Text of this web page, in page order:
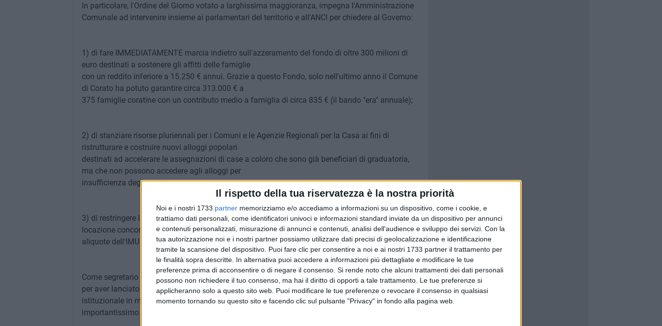
Il rispetto della tua riservatezza è la nostra priorità
Noi e i nostri 1733 partner memorizziamo e/o accediamo a informazioni su un dispositivo, come i cookie, e
trattiamo dati personali, come identificatori univoci e informazioni standard inviate da un dispositivo per annunci
e contenuti personalizzati, misurazione di annunci e contenuti, analisi dell'audience e sviluppo dei servizi. Con la
tua autorizzazione noi e i nostri partner possiamo utilizzare dati precisi di geolocalizzazione e identificazione
tramite la scansione del dispositivo. Puoi fare clic per consentire a noi e ai nostri 1733 partner il trattamento per
le finalità sopra descritte. In alternativa puoi accedere a informazioni più dettagliate e modificare le tue
preferenze prima di acconsentire o di negare il consenso. Si rende noto che alcuni trattamenti dei dati personali
possono non richiedere il tuo consenso, ma hai il diritto di opporti a tale trattamento. Le tue preferenze si
applicheranno solo a questo sito web. Puoi modificare le tue preferenze o revocare il consenso in qualsiasi
momento tornando su questo sito e facendo clic sul pulsante "Privacy" in fondo alla pagina web.
In particolare, l'Ordine del Giorno votato a larghissima maggioranza, impegna l'Amministrazione
Comunale ad intervenire insieme ai parlamentari del territorio e all'ANCI per chiedere al Governo:
1) di fare IMMEDIATAMENTE marcia indietro sull'azzeramento del fondo di oltre 300 milioni di
euro destinati a sostenere gli affitti delle famiglie
con un reddito inferiore a 15.250 € annui. Grazie a questo Fondo, solo nell'ultimo anno il Comune
di Corato ha potuto garantire circa 313.000 € a
375 famiglie coratine con un contributo medio a famiglia di circa 835 € (il bando "era" annuale);
2) di stanziare risorse pluriennali per i Comuni e le Agenzie Regionali per la Casa ai fini di
ristrutturare e costruire nuovi alloggi popolari
destinati ad accelerare le assegnazioni di case a coloro che sono già beneficiari di graduatoria,
ma che non possono accedere agli alloggi per
insufficienza degli stessi;
3) di restringere l'utilizzo della "cedolare secca" solo nelle situazioni in cui si applica un canone di
locazione concordato, e di aggravare le
aliquote dell'IMU per i proprietari che lasciano i propri immobili vuoti senza una giusta causa.
Come segretario del Partito Democratico di Corato voglio ringraziare prima di tutto il PD Puglia
per aver lanciato questo urlo di protesta
istituzionale in moltissimi Comuni pugliesi, ponendo all'attenzione pubblica un tema
importantissimo per le nostre Città.